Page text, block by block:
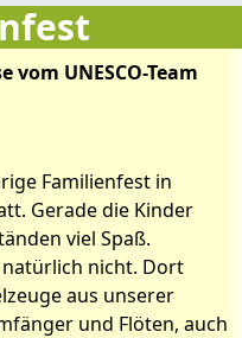
UNESCO-Team
Familienfest in
Gerade die Kinder
viel Spaß.
natürlich nicht. Dort
aus unserer
und Flöten, auch